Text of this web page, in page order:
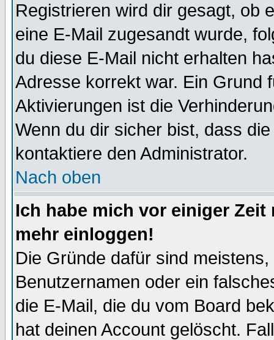
Registrieren wird dir gesagt, ob
eine E-Mail zugesandt wurde,
du diese E-Mail nicht erhalten
Adresse korrekt war. Ein Grund
Aktivierungen ist die
Wenn du dir sicher bist, dass
kontaktiere den Administrator.
Nach oben
Ich habe mich vor einiger
mehr einloggen!
Die Gründe dafür sind
Benutzernamen oder ein
die E-Mail, die du vom Board
hat deinen Account gelöscht.